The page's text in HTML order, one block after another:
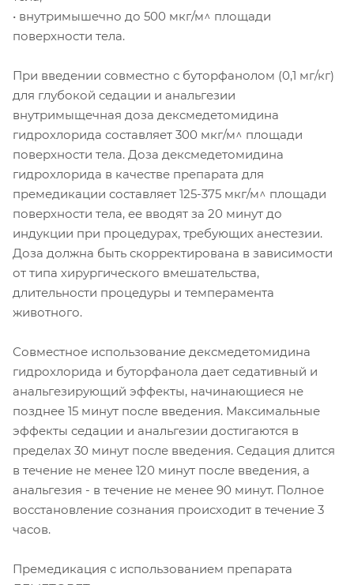
• внутримышечно до 500 мкг/м^ площади
поверхности тела.
При введении совместно с буторфанолом (0,1 мг/кг)
для глубокой седации и анальгезии
внутримыщечная доза дексмедетомидина
гидрохлорида составляет 300 мкг/м^ площади
поверхности тела. Доза дексмедетомидина
гидрохлорида в качестве препарата для
премедикации составляет 125-375 мкг/м^ площади
поверхности тела, ее вводят за 20 минут до
индукции при процедурах, требующих анестезии.
Доза должна быть скорректирована в зависимости
от типа хирургического вмешательства,
длительности процедуры и темперамента
животного.
Совместное использование дексмедетомидина
гидрохлорида и буторфанола дает седативный и
анальгезирующий эффекты, начинающиеся не
позднее 15 минут после введения. Максимальные
эффекты седации и анальгезии достигаются в
пределах 30 минут после введения. Седация длится
в течение не менее 120 минут после введения, а
анальгезия - в течение не менее 90 минут. Полное
восстановление сознания происходит в течение 3
часов.
Премедикация с использованием препарата